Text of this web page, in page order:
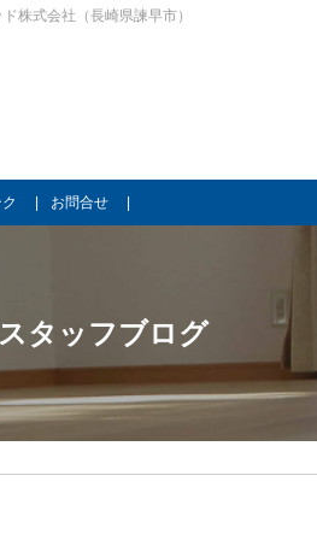
株式会社（長崎県諫早市）
お問合せ
スタッフブログ